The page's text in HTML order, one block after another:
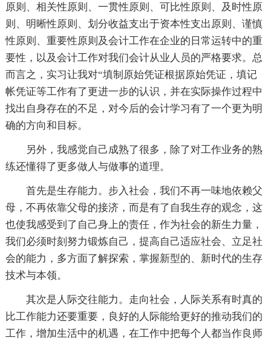
原则、相关性原则、一贯性原则、可比性原则、及时性原
则、明晰性原则、划分收益支出于资本性支出原则、谨慎
性原则、重要性原则及会计工作在企业的日常运转中的重
要性，以及会计工作对我们会计从业人员的严格要求。总
而言之，实习让我对“填制原始凭证根据原始凭证，填记
帐凭证等工作有了更进一步的认识，并在实际操作过程中
找出自身存在的不足，对今后的会计学习有了一个更为明
确的方向和目标。
另外，我感觉自己成熟了很多，除了对工作业务的熟
练还懂得了更多做人与做事的道理。
首先是生存能力。步入社会，我们不再一味地依赖父
母，不再依靠父母的接济，而是有了自我生存的观念，这
也使我感受到了自己身上的责任，作为社会的新生力量，
我们必须时刻努力锻炼自己，提高自己适应社会、立足社
会的能力，多方面了解探索，掌握新型的、新时代的生存
技术与本领。
其次是人际交往能力。走向社会，人际关系有时真的
比工作能力还要重要，良好的人际能给更好的推动我们的
工作，增加生活中的机遇，在工作中把每个人都当作良师